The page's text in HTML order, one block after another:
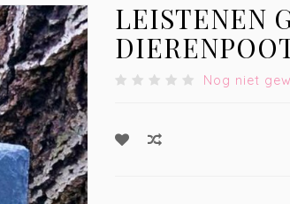
LEISTENEN
Nog niet